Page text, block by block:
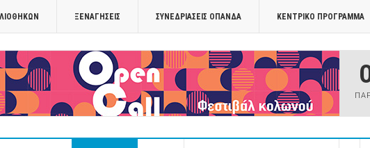
ΞΕΝΑΓΉΣΕΙΣ ΣΥΝΕΔΡΙΆΣΕΙΣ ΟΠΑΝΔΑ ΚΕΝΤΡΙΚΌ ΠΡΌΓΡΑΜΜΑ
OPANDAcityofathens